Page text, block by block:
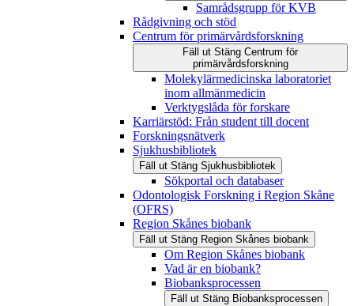
Samrådsgrupp för KVB
Rådgivning och stöd
Centrum för primärvårdsforskning
Fäll ut Stäng Centrum för
primärvårdsforskning
Molekylärmedicinska laboratoriet
inom allmänmedicin
Verktygslåda för forskare
Karriärstöd: Från student till docent
Forskningsnätverk
Sjukhusbibliotek
Fäll ut Stäng Sjukhusbibliotek
Sökportal och databaser
Odontologisk Forskning i Region Skåne
(OFRS)
Region Skånes biobank
Fäll ut Stäng Region Skånes biobank
Om Region Skånes biobank
Vad är en biobank?
Biobanksprocessen
Fäll ut Stäng Biobanksprocessen